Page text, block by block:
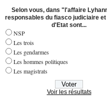
Selon vous, dans "l'affaire
responsables du fiasco judiciaire
d'Etat sont...
NSP
Les trois
Les gendarmes
Les hommes politiques
Les magistrats
Voir les résultats